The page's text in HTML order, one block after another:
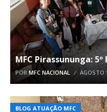
MFC Pirassununga: 5º
POR MFC NACIONAL AGOSTO
BLOG ATUAÇÃO MFC